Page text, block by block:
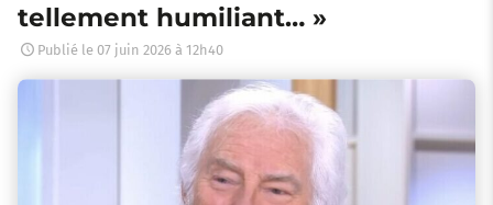
tellement humiliant… »
Publié le 07 juin 2026 à 12h40